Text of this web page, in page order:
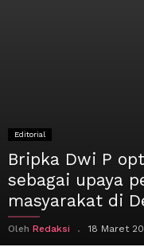
Editorial
Bripka Dwi P
sebagai upaya
masyarakat di
Oleh Redaksi 18 Maret